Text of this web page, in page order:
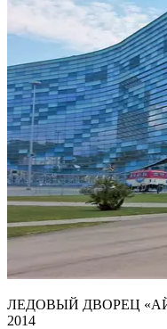
ЛЕДОВЫЙ ДВОРЕЦ
2014